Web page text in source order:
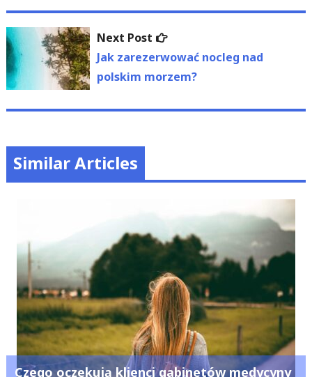
Next Post
Next
post:
Jak zarezerwować nocleg nad
polskim morzem?
Similar Articles
Czego oczekują klienci gabinetów medycyny